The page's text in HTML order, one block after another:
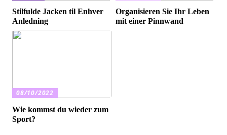
Stilfulde Jacken til Enhver
Anledning
Organisieren Sie Ihr Leben
mit einer Pinnwand
08/10/2022
Wie kommst du wieder zum
Sport?